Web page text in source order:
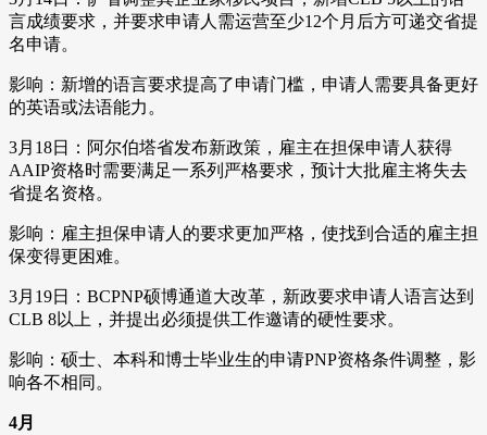
言成绩要求，并要求申请人需运营至少12个月后方可递交省提
名申请。
影响：新增的语言要求提高了申请门槛，申请人需要具备更好
的英语或法语能力。
3月18日：阿尔伯塔省发布新政策，雇主在担保申请人获得
AAIP资格时需要满足一系列严格要求，预计大批雇主将失去
省提名资格。
影响：雇主担保申请人的要求更加严格，使找到合适的雇主担
保变得更困难。
3月19日：BCPNP硕博通道大改革，新政要求申请人语言达到
CLB 8以上，并提出必须提供工作邀请的硬性要求。
影响：硕士、本科和博士毕业生的申请PNP资格条件调整，影
响各不相同。
4月